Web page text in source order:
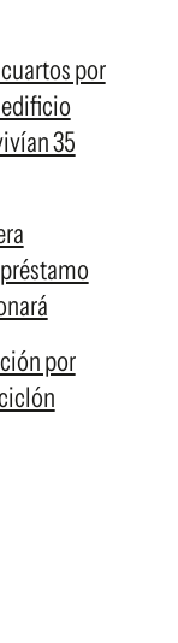
por
35
por